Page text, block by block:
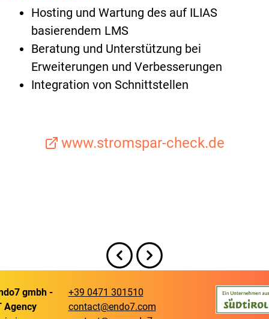
Hosting und Wartung des auf ILIAS
basierendem LMS
Beratung und Unterstützung bei
Erweiterungen und Verbesserungen
Integration von Schnittstellen
www.stromspar-check.de
gmbh -
Agency
+39 0471 301510
contact@endo7.com